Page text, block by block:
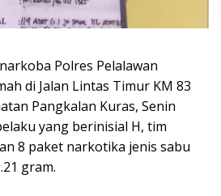
Polres Pelalawan
di Jalan Lintas Timur KM 83
Pangkalan Kuras, Senin
yang berinisial H, tim
8 paket narkotika jenis sabu
gram.